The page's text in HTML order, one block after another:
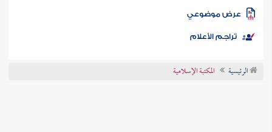
الكتب
موضوعي
تراجم الأعلام
الرئيسية المكتبة الإسلامية